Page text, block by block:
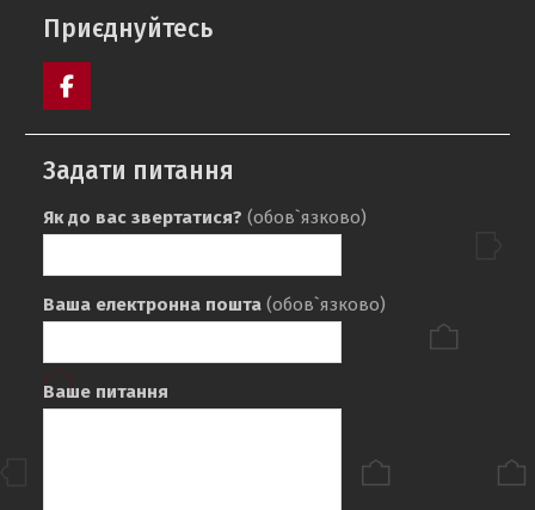
Приєднуйтесь
Задати питання
Як до вас звертатися? (обов`язково)
Ваша електронна пошта (обов`язково)
Ваше питання